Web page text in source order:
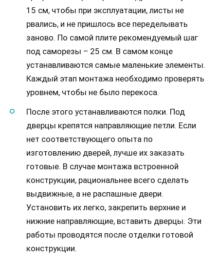
15 см, чтобы при эксплуатации, листы не
рвались, и не пришлось все переделывать
заново. По самой плите рекомендуемый шаг
под саморезы – 25 см. В самом конце
устанавливаются самые маленькие элементы.
Каждый этап монтажа необходимо проверять
уровнем, чтобы не было перекоса.
После этого устанавливаются полки. Под
дверцы крепятся направляющие петли. Если
нет соответствующего опыта по
изготовлению дверей, лучше их заказать
готовые. В случае монтажа встроенной
конструкции, рациональнее всего сделать
выдвижные, а не распашные двери.
Установить их легко, закрепить верхние и
нижние направляющие, вставить дверцы. Эти
работы проводятся после отделки готовой
конструкции.